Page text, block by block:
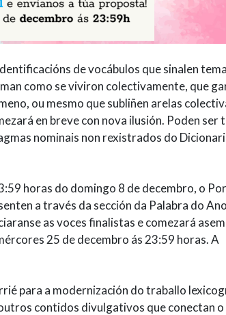
de vocábulos que sinalen
como se viviron colectivamente, que
ou mesmo que subliñen arelas
en breve con nova ilusión. Poden ser
nominais non rexistrados do
horas do domingo 8 de decembro, o
a través da sección da Palabra do
as voces finalistas e comezará
25 de decembro ás 23:59 horas. A
para a modernización do traballo
contidos divulgativos que conectan